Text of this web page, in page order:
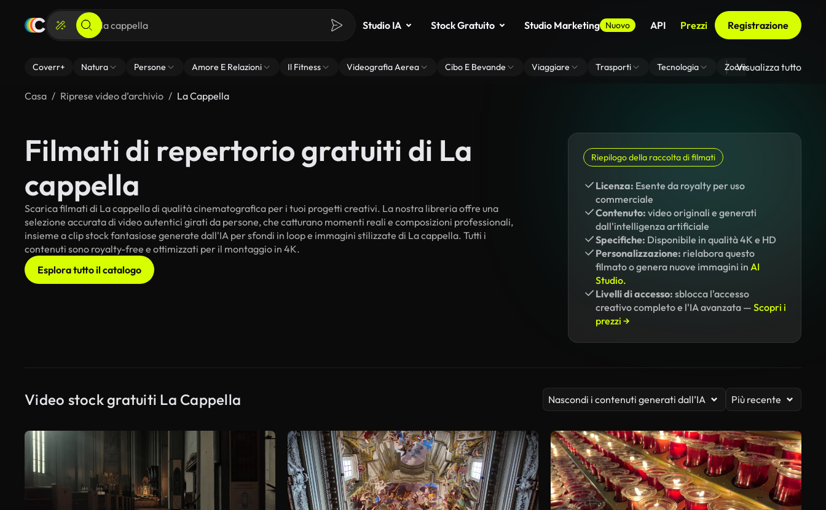
Studio IA Stock Gratuito Studio Marketing Nuovo API Prezzi Registrazione
Coverr+ Natura Persone Amore E Relazioni Il Fitness Videografia Aerea Cibo E Bevande Viaggiare Trasporti Tecnologia Zoom Di Sfondo Virtuale
Visualizza tutto
Casa Riprese video d’archivio La Cappella
Filmati di repertorio gratuiti di La
cappella
Scarica filmati di La cappella di qualità cinematografica per i tuoi progetti creativi. La nostra libreria offre una
selezione accurata di video autentici girati da persone, che catturano momenti reali e composizioni professionali,
insieme a clip stock fantasiose generate dall'IA per sfondi in loop e immagini stilizzate di La cappella. Tutti i
contenuti sono royalty-free e ottimizzati per il montaggio in 4K.
Esplora tutto il catalogo
Riepilogo della raccolta di filmati
Licenza: Esente da royalty per uso
commerciale
Contenuto: video originali e generati
dall'intelligenza artificiale
Specifiche: Disponibile in qualità 4K e HD
Personalizzazione: rielabora questo
filmato o genera nuove immagini in AI
Studio.
Livelli di accesso: sblocca l'accesso
creativo completo e l'IA avanzata — Scopri i
prezzi →
Video stock gratuiti La Cappella Nascondi i contenuti generati dall’IA Più recente